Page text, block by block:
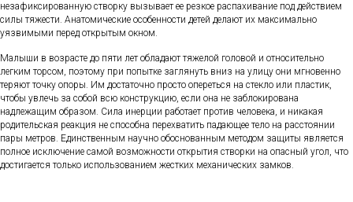
незафиксированную створку вызывает ее резкое распахивание под действием
силы тяжести. Анатомические особенности детей делают их максимально
уязвимыми перед открытым окном.
Малыши в возрасте до пяти лет обладают тяжелой головой и относительно
легким торсом, поэтому при попытке заглянуть вниз на улицу они мгновенно
теряют точку опоры. Им достаточно просто опереться на стекло или пластик,
чтобы увлечь за собой всю конструкцию, если она не заблокирована
надлежащим образом. Сила инерции работает против человека, и никакая
родительская реакция не способна перехватить падающее тело на расстоянии
пары метров. Единственным научно обоснованным методом защиты является
полное исключение самой возможности открытия створки на опасный угол, что
достигается только использованием жестких механических замков.